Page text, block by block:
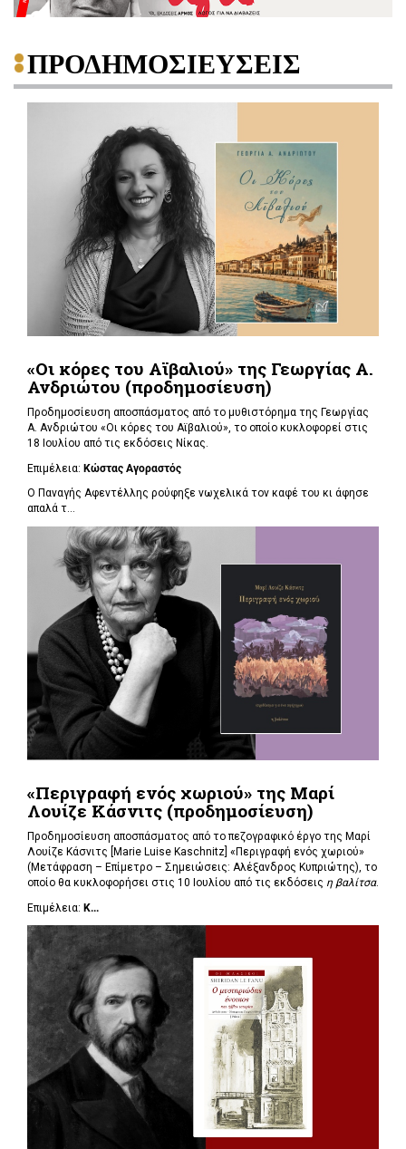
ΠΡΟΔΗΜΟΣΙΕΥΣΕΙΣ
«Οι κόρες του Αϊβαλιού» της Γεωργίας Α.
Ανδριώτου (προδημοσίευση)
Προδημοσίευση αποσπάσματος από το μυθιστόρημα της Γεωργίας
Α. Ανδριώτου «Οι κόρες του Αϊβαλιού», το οποίο κυκλοφορεί στις
18 Ιουλίου από τις εκδόσεις Νίκας.
Επιμέλεια: Κώστας Αγοραστός
Ο Παναγής Αφεντέλλης ρούφηξε νωχελικά τον καφέ του κι άφησε
απαλά τ...
«Περιγραφή ενός χωριού» της Μαρί
Λουίζε Κάσνιτς (προδημοσίευση)
Προδημοσίευση αποσπάσματος από το πεζογραφικό έργο της Μαρί
Λουίζε Κάσνιτς [Marie Luise Kaschnitz] «Περιγραφή ενός χωριού»
(Μετάφραση – Επίμετρο – Σημειώσεις: Αλέξανδρος Κυπριώτης), το
οποίο θα κυκλοφορήσει στις 10 Ιουλίου από τις εκδόσεις η βαλίτσα.
Επιμέλεια: Κ...